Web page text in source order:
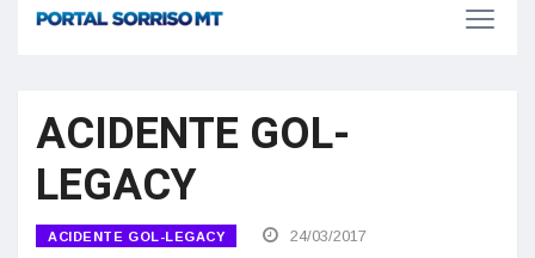
ACIDENTE GOL-
LEGACY
ACIDENTE GOL-LEGACY 24/03/2017